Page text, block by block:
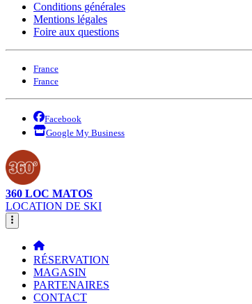
Conditions générales
Mentions légales
Foire aux questions
France
France
Facebook
Google My Business
360 LOC MATOS
LOCATION DE SKI
RÉSERVATION
MAGASIN
PARTENAIRES
CONTACT